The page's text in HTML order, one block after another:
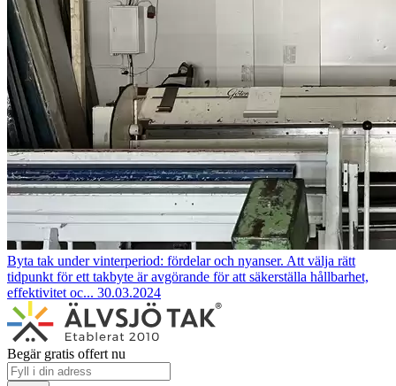
Byta tak under vinterperiod: fördelar och nyanser. Att välja rätt
tidpunkt för ett takbyte är avgörande för att säkerställa hållbarhet,
effektivitet oc... 30.03.2024
Begär gratis offert nu